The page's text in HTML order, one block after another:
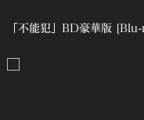
「不能犯」BD豪華版